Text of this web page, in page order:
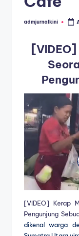
Posted
admjurnalkini
[VIDEO] Kerap
Pengunjung
dikenal warga